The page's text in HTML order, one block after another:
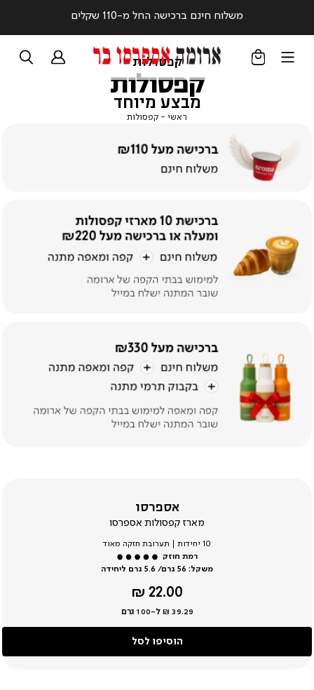
משלוח חינם ברכישה החל מ-110 שקלים
קפסולות
קפסולות
ראשי ראשי
קפסולותקפסולות
מבצע מיוחד
אספרסו
מארז קפסולות אספרסו
10 יחידות | תערובת חזקה מאוד
משקל: 56 גרם/ 5.6 גרם ליחידה
מחיר
22.00 ₪
39.29 ₪ ל-100 גרם
הוסיפו לסל